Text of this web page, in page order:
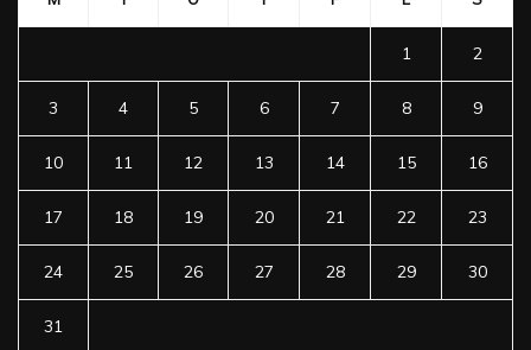
1 2
3 4 5 6 7 8 9
10 11 12 13 14 15 16
17 18 19 20 21 22 23
24 25 26 27 28 29 30
31